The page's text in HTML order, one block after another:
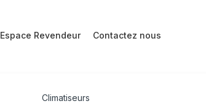
Espace Revendeur Contactez nous
Climatiseurs